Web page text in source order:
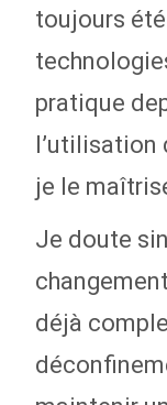
toujours
pratique
l’utilisation
je le
Je doute
déjà